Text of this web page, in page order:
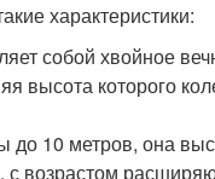
характеристики:
собой хвойное
высота которого
до 10 метров, она
с возрастом